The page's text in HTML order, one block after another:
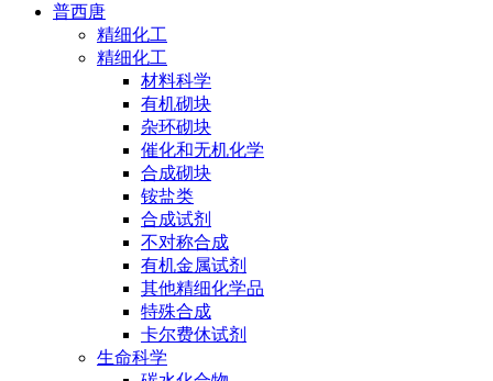
普西唐
精细化工
精细化工
材料科学
有机砌块
杂环砌块
催化和无机化学
合成砌块
铵盐类
合成试剂
不对称合成
有机金属试剂
其他精细化学品
特殊合成
卡尔费休试剂
生命科学